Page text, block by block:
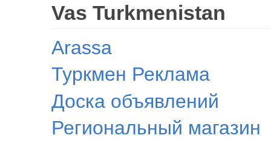
Vas Turkmenistan
Arassa
Туркмен Реклама
Доска объявлений
Региональный магазин